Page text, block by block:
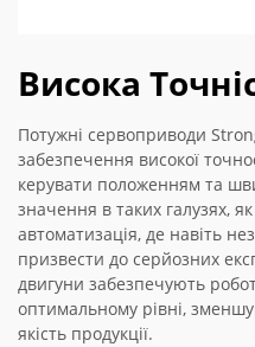
Висока
Потужні сервоприводи
забезпечення високої
керувати положенням та
значення в таких галузях,
автоматизація, де навіть
призвести до серйозних
двигуни забезпечують
оптимальному рівні,
якість продукції.